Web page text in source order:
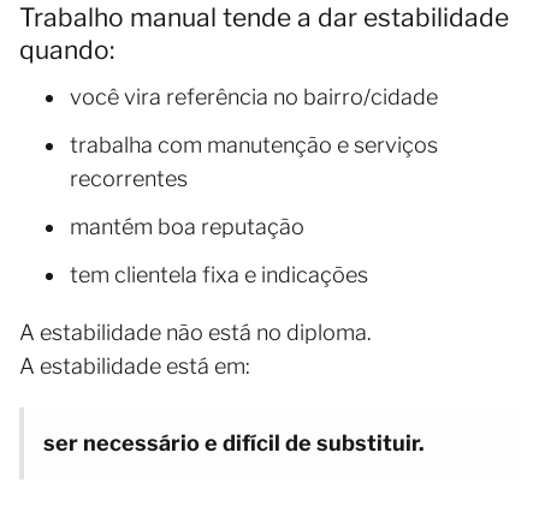
Trabalho manual tende a dar estabilidade
quando:
você vira referência no bairro/cidade
trabalha com manutenção e serviços
recorrentes
mantém boa reputação
tem clientela fixa e indicações
A estabilidade não está no diploma.
A estabilidade está em:
ser necessário e difícil de substituir.